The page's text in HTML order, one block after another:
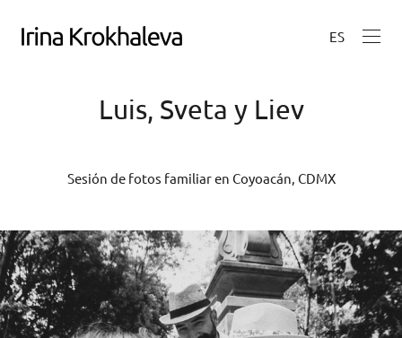
ES
Luis, Sveta y Liev
Sesión de fotos familiar en Coyoacán, CDMX